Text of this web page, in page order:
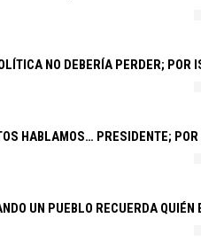
NO DEBERÍA PERDER; POR
HABLAMOS… PRESIDENTE;
UN PUEBLO RECUERDA QUIÉN